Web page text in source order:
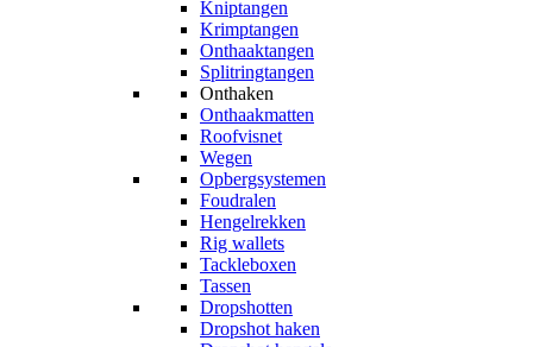
Kniptangen
Krimptangen
Onthaaktangen
Splitringtangen
Onthaken
Onthaakmatten
Roofvisnet
Wegen
Opbergsystemen
Foudralen
Hengelrekken
Rig wallets
Tackleboxen
Tassen
Dropshotten
Dropshot haken